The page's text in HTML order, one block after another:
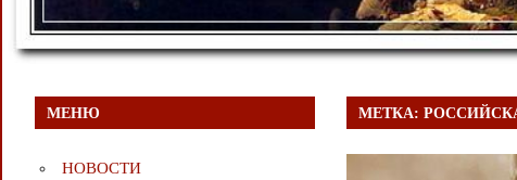
МЕТКА:
МЕНЮ
НОВОСТИ